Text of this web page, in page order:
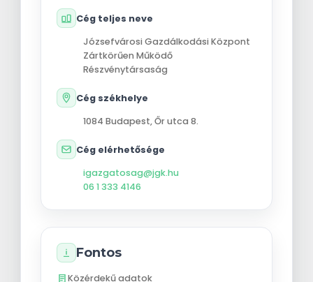
Cég teljes neve
Józsefvárosi Gazdálkodási Központ
Zártkörűen Működő
Részvénytársaság
Cég székhelye
1084 Budapest,Őr utca 8.
Cég elérhetősége
igazgatosag@jgk.hu
06 1 333 4146
Fontos
Közérdekű adatok